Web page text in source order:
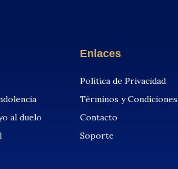
al duelo
Enlaces
Política de Privacidad
Términos y Condiciones
Contacto
Soporte